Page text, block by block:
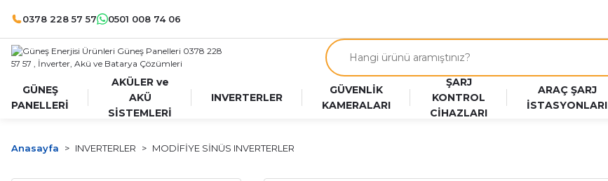
0378 228 57 57 0501 008 74 06
GÜNEŞ
PANELLERİ
AKÜLER ve
AKÜ
SİSTEMLERİ
INVERTERLER
GÜVENLİK
KAMERALARI
ŞARJ
KONTROL
CİHAZLARI
ARAÇ ŞARJ
İSTASYONLARI
Anasayfa INVERTERLER MODİFİYE SİNÜS INVERTERLER